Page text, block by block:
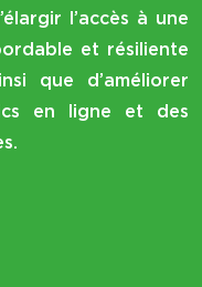
l’accès à une
et résiliente
que d’améliorer
en ligne et des